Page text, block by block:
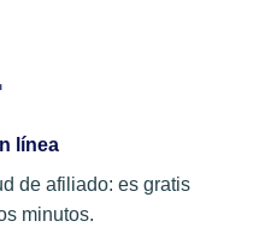
línea
de afiliado: es gratis
minutos.